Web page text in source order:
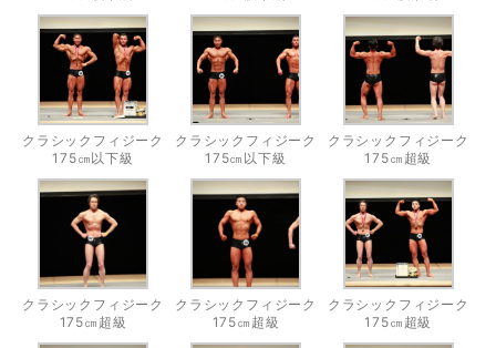
クラシックフィジーク
175㎝以下級
クラシックフィジーク
175㎝以下級
クラシックフィジーク
175㎝超級
クラシックフィジーク
175㎝超級
クラシックフィジーク
175㎝超級
クラシックフィジーク
175㎝超級